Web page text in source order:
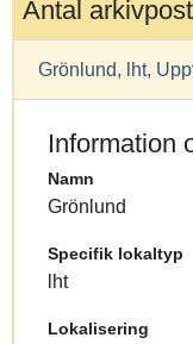
Antal
Grönlund, lht,
Information
Namn
Grönlund
Specifik lokaltyp
lht
Lokalisering